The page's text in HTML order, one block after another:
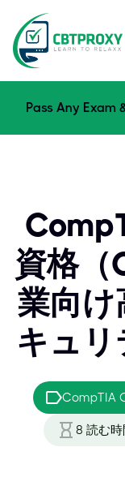
Pass Any Exam
資格（
業向け
キュリ
CompTIA
8 読む時